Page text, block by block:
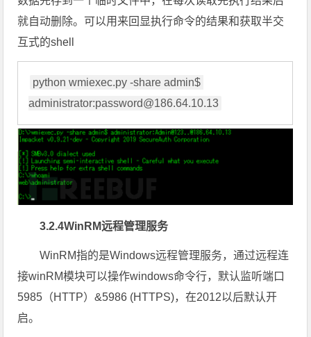
就自动删除。可以用来回显执行命令的结果和获取半交
互式的shell
python wmiexec.py -share admin$
administrator:password@186.64.10.13
3.2.4WinRM远程管理服务
WinRM指的是Windows远程管理服务，通过远程连
接winRM模块可以操作windows命令行，默认监听端口
5985（HTTP）&5986 (HTTPS)，在2012以后默认开
启。